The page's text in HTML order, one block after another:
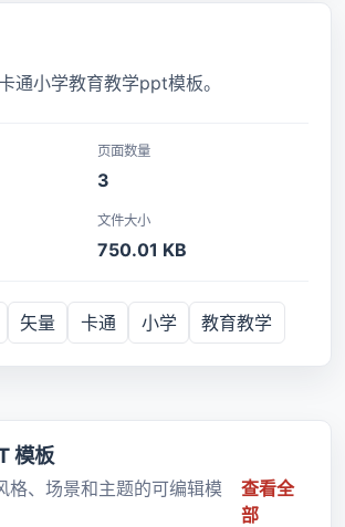
通小学教育教学ppt模板。
页面数量
3
文件大小
750.01 KB
矢量 卡通 小学 教育教学
模板
格、场景和主题的可编辑模
查看全
部